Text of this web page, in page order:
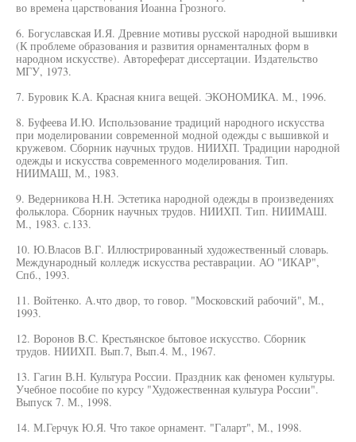
во времена царствования Иоанна Грозного.
6. Богуславская И.Я. Древние мотивы русской народной вышивки
(К проблеме образования и развития орнаменталных форм в
народном искусстве). Автореферат диссертации. Издательство
МГУ, 1973.
7. Буровик К.А. Красная книга вещей. ЭКОНОМИКА. М., 1996.
8. Буфеева И.Ю. Использование традиций народного искусства
при моделировании современной модной одежды с вышивкой и
кружевом. Сборник научных трудов. НИИХП. Традиции народной
одежды и искусства современного моделирования. Тип.
НИИМАШ, М., 1983.
9. Ведерникова H.H. Эстетика народной одежды в произведениях
фольклора. Сборник научных трудов. НИИХП. Тип. НИИМАШ.
М., 1983. с.133.
10. Ю.Власов В.Г. Иллюстрированный художественный словарь.
Международный колледж искусства реставрации. АО "ИКАР",
Спб., 1993.
11. Войтенко. А.что двор, то говор. "Московский рабочий", М.,
1993.
12. Воронов B.C. Крестьянское бытовое искусство. Сборник
трудов. НИИХП. Вып.7, Вып.4. М., 1967.
13. Гагин В.Н. Культура России. Праздник как феномен культуры.
Учебное пособие по курсу "Художественная культура России".
Выпуск 7. М., 1998.
14. М.Герчук Ю.Я. Что такое орнамент. "Галарт", М., 1998.